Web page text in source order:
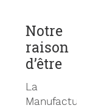
Notre
raison
d’être
La
Manufacture